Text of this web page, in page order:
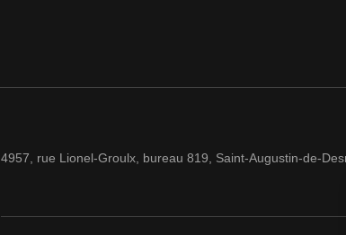
4957, rue Lionel-Groulx, bureau 819, Saint-Augustin-de-